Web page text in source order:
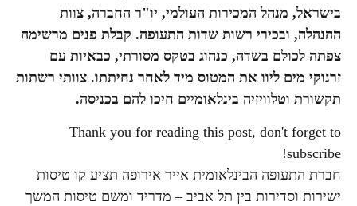
בישראל, מנהל המכירות העולמי, יו"ר החברה, צוות
ההנהלה, ובכירי רשות שדות התעופה. קבלת פנים מרשימה
צפתה לכולם בשדה, כנהוג בטקס מסורתי, כבאיות עם
זרנוקי מים ליוו את המטוס מיד לאחר נחיתתו. צוותי רשתות
תקשורת וטלוויזיה בינלאומיים חיכו להם בכניסה.
Thank you for reading this post, don't forget to
subscribe!
חברת התעופה הבינלאומית אייר אירופה תציע קו טיסות
ישירות וסדירות בין תל אביב – מדריד ומשם טיסות המשך